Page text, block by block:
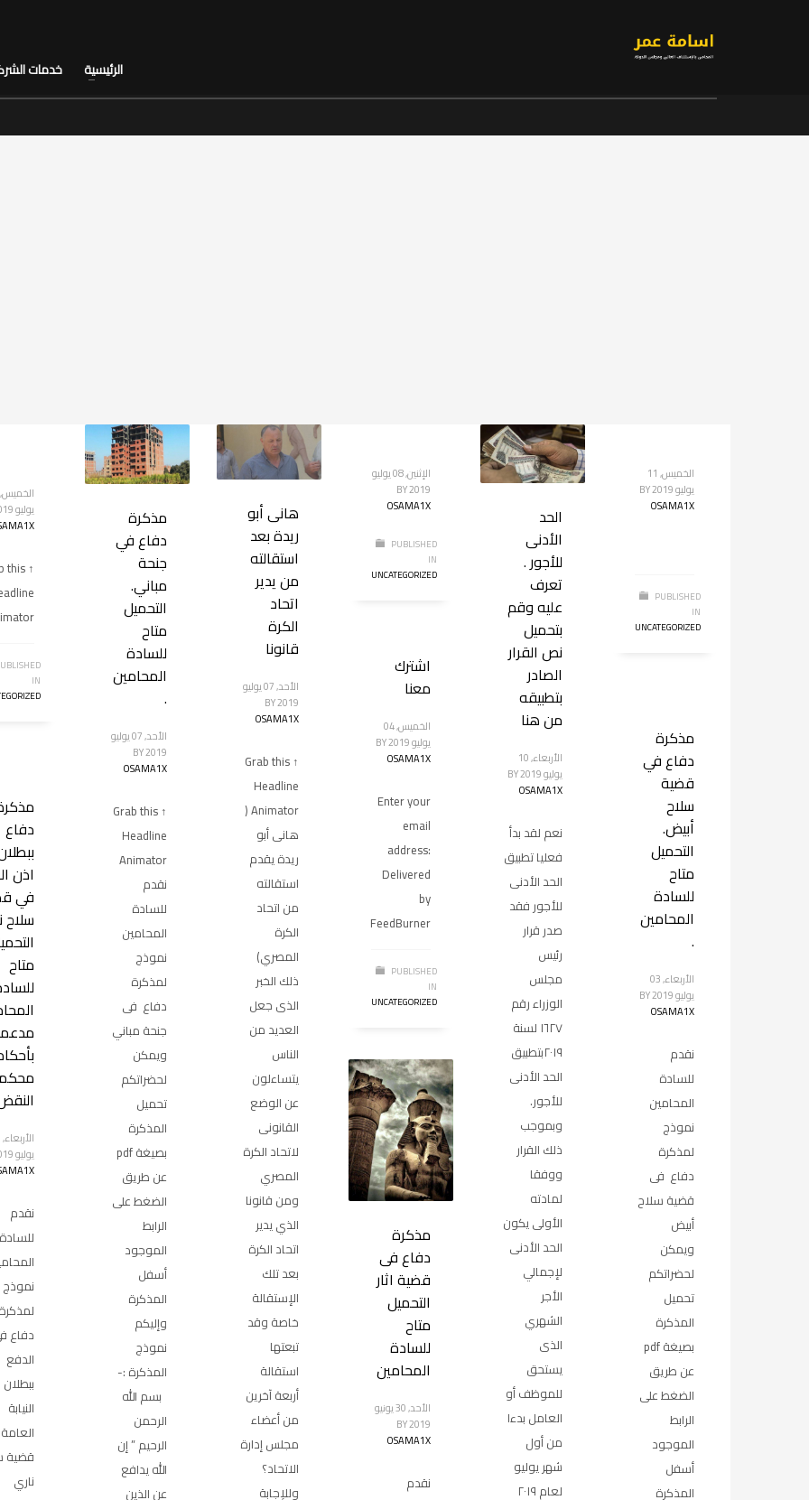
الرئيسية خدمات
الخميس, 11
يوليو 2019
BY
OSAMA1X
PUBLISHED
IN
UNCATEGORIZED
الحد
الأدنى
للأجور .
تعرف
عليه وقم
بتحميل
نص القرار
الصادر
بتطبيقه
من هنا
الأربعاء, 10
يوليو 2019
BY
OSAMA1X
نعم لقد بدأ
فعليا تطبيق
الحد الأدنى
للأجور فقد
صدر قرار
رئيس
مجلس
الوزراء رقم
١٦٢٧ لسنة
٢٠١٩بتطبيق
الحد الأدنى
للأجور.
وبموجب
ذلك القرار
ووفقا
لمادته
الأولى يكون
الحد الأدنى
لإجمالي
الأجر
الشهري
الذى
يستحق
للموظف أو
العامل بدءا
من أول
شهر يوليو
لعام ٢٠١٩
الإثنين, 08 يوليو
2019
BY
OSAMA1X
PUBLISHED
IN
UNCATEGORIZED
هانى أبو
ريدة بعد
استقالته
من يدير
اتحاد
الكرة
قانونا
الأحد, 07 يوليو
2019
BY
OSAMA1X
↑ Grab this
Headline
Animator (
هانى أبو
ريدة يقدم
استقالته
من اتحاد
الكرة
المصري)
ذلك الخبر
الذى جعل
العديد من
الناس
يتساءلون
عن الوضع
القانونى
لاتحاد الكرة
المصري
ومن قانونا
الذي يدير
اتحاد الكرة
بعد تلك
الإستقالة
خاصة وقد
تبعتها
استقالة
أربعة آخرين
من أعضاء
مجلس إدارة
الاتحاد؟
وللإجابة
مذكرة
دفاع في
جنحة
مباني.
التحميل
متاح
للسادة
المحامين
.
الأحد, 07 يوليو
2019
BY
OSAMA1X
↑ Grab this
Headline
Animator
نقدم
للسادة
المحامين
نموذج
لمذكرة
دفاع فى
جنحة مباني
ويمكن
لحضراتكم
تحميل
المذكرة
عن طريق
الضغط على
الرابط
الموجود
أسفل
المذكرة
وإليكم
نموذج
المذكرة :-
بسم الله
الرحمن
الرحيم ” إن
الله يدافع
عن الذين
يوليو 2019
this
IN
اشترك
معنا
الخميس, 04
يوليو 2019
BY
OSAMA1X
Enter your
email
address:
Delivered
by
FeedBurner
PUBLISHED
IN
UNCATEGORIZED
مذكرة
دفاع في
قضية
سلاح
أبيض.
التحميل
متاح
للسادة
المحامين
.
الأربعاء, 03
يوليو 2019
BY
OSAMA1X
نقدم
للسادة
المحامين
نموذج
لمذكرة
دفاع فى
قضية سلاح
أبيض
ويمكن
لحضراتكم
تحميل
المذكرة
عن طريق
الضغط على
الرابط
الموجود
أسفل
المذكرة
دفاع
اذن
في
سلاح
متاح
يوليو 2019
نقدم
للسادة
نموذج
لمذكرة
دفاع
الدفع
النيابة
قضية
ناري
مذكرة
دفاع فى
قضية اثار
التحميل
متاح
للسادة
المحامين
الأحد, 30 يونيو
2019
BY
OSAMA1X
نقدم